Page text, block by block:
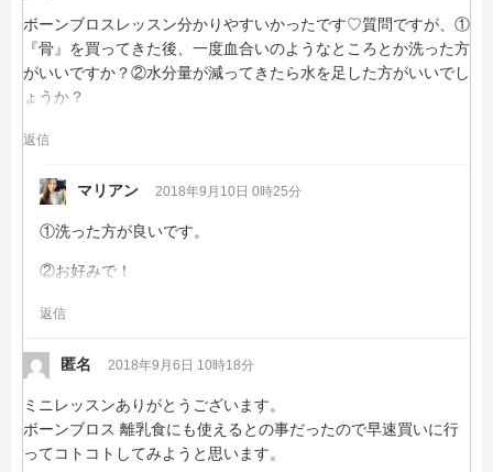
ボーンブロスレッスン分かりやすいかったです♡質問ですが、①
『骨』を買ってきた後、一度血合いのようなところとか洗った方
がいいですか？②水分量が減ってきたら水を足した方がいいでし
ょうか？
返信
マリアン 2018年9月10日 0時25分
①洗った方が良いです。
②お好みで！
返信
匿名 2018年9月6日 10時18分
ミニレッスンありがとうございます。
ボーンブロス 離乳食にも使えるとの事だったので早速買いに行
ってコトコトしてみようと思います。